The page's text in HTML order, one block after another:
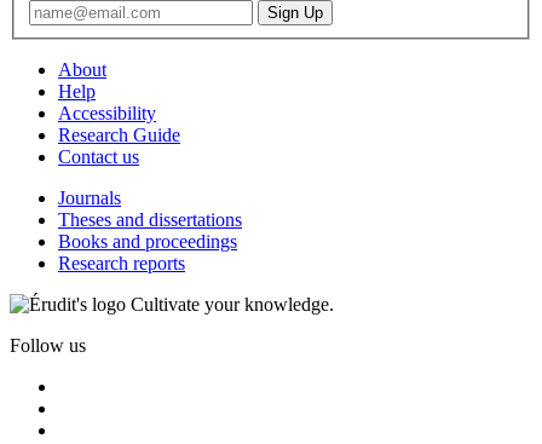
About
Help
Accessibility
Research Guide
Contact us
Journals
Theses and dissertations
Books and proceedings
Research reports
Cultivate your knowledge.
Follow us